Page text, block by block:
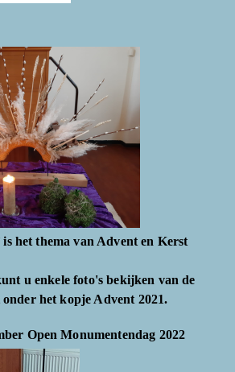
is het thema van Advent en Kerst
u enkele foto's bekijken van de
het kopje Advent 2021.
Open Monumentendag 2022